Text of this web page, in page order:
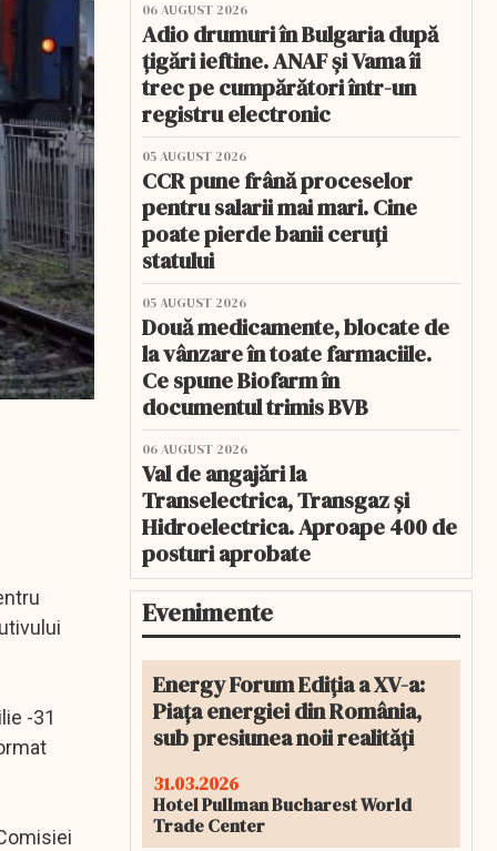
-31
06 AUGUST 2026
Adio drumuri în Bulgaria după
țigări ieftine. ANAF și Vama îi
trec pe cumpărători într-un
registru electronic
05 AUGUST 2026
CCR pune frână proceselor
pentru salarii mai mari. Cine
poate pierde banii ceruți
statului
05 AUGUST 2026
Două medicamente, blocate de
la vânzare în toate farmaciile.
Ce spune Biofarm în
documentul trimis BVB
06 AUGUST 2026
Val de angajări la
Transelectrica, Transgaz și
Hidroelectrica. Aproape 400 de
posturi aprobate
Evenimente
Energy Forum Ediția a XV-a:
Piața energiei din România,
sub presiunea noii realități
31.03.2026
Hotel Pullman Bucharest World
Trade Center